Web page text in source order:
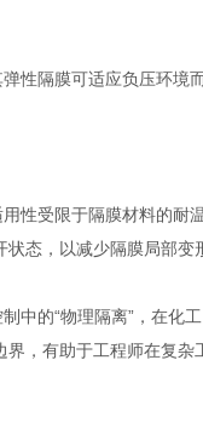
隔膜可适应负压环境
受限于隔膜材料的耐
态，以减少隔膜局部变
中的“物理隔离”，在化
，有助于工程师在复杂